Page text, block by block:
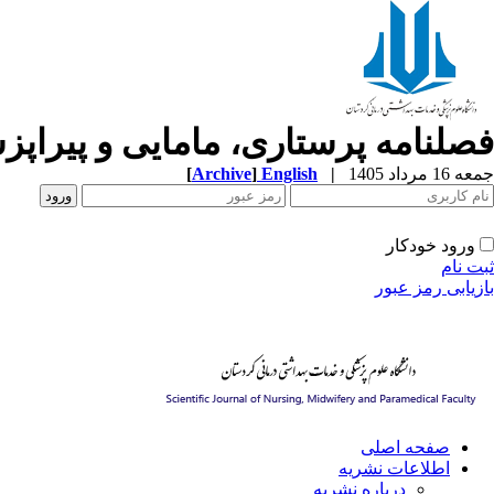
فصلنامه پرستاری، مامایی و
جمعه 16 مرداد 1405 |
English
[Archive]
ورود خودکار
ثبت نام
بازیابی رمز عبور
صفحه اصلی
اطلاعات نشریه
درباره نشریه